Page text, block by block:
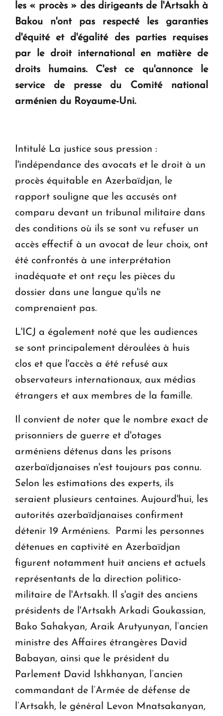
KASA : 30 ans d'audace, de résilience et d'avenir
en Arménie
Le premier hôtel Hyatt Regency d'Arménie
ouvrira ses portes à Dilijan
les « procès » des dirigeants de l'Artsakh à
Bakou n'ont pas respecté les garanties
d'équité et d'égalité des parties requises
par le droit international en matière de
droits humains. C'est ce qu'annonce le
service de presse du Comité national
arménien du Royaume-Uni.
Intitulé La justice sous pression :
l'indépendance des avocats et le droit à un
procès équitable en Azerbaïdjan, le
rapport souligne que les accusés ont
comparu devant un tribunal militaire dans
des conditions où ils se sont vu refuser un
accès effectif à un avocat de leur choix, ont
été confrontés à une interprétation
inadéquate et ont reçu les pièces du
dossier dans une langue qu'ils ne
comprenaient pas.
L'ICJ a également noté que les audiences
se sont principalement déroulées à huis
clos et que l'accès a été refusé aux
observateurs internationaux, aux médias
étrangers et aux membres de la famille.
Il convient de noter que le nombre exact de
prisonniers de guerre et d'otages
arméniens détenus dans les prisons
azerbaïdjanaises n'est toujours pas connu.
Selon les estimations des experts, ils
seraient plusieurs centaines. Aujourd'hui, les
autorités azerbaïdjanaises confirment
détenir 19 Arméniens. Parmi les personnes
détenues en captivité en Azerbaïdjan
figurent notamment huit anciens et actuels
représentants de la direction politico-
militaire de l'Artsakh. Il s'agit des anciens
présidents de l'Artsakh Arkadi Goukassian,
Bako Sahakyan, Araik Arutyunyan, l’ancien
ministre des Affaires étrangères David
Babayan, ainsi que le président du
Parlement David Ishkhanyan, l’ancien
commandant de l’Armée de défense de
l’Artsakh, le général Levon Mnatsakanyan,